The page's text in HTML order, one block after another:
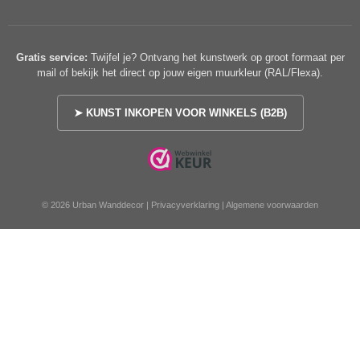
Gratis service: Twijfel je? Ontvang het kunstwerk op groot formaat per
mail of bekijk het direct op jouw eigen muurkleur (RAL/Flexa).
➤ KUNST INKOPEN VOOR WINKELS (B2B)
© 2026 Urban Wanddecor | Privacyverklaring | Algemene voorwaarden